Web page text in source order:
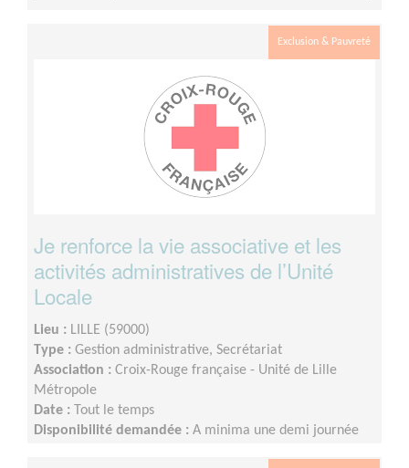
Exclusion & Pauvreté
Je renforce la vie associative et les
activités administratives de l’Unité
Locale
Lieu : LILLE (59000)
Type : Gestion administrative, Secrétariat
Association : Croix-Rouge française - Unité de Lille
Métropole
Date : Tout le temps
Disponibilité demandée : A minima une demi journée